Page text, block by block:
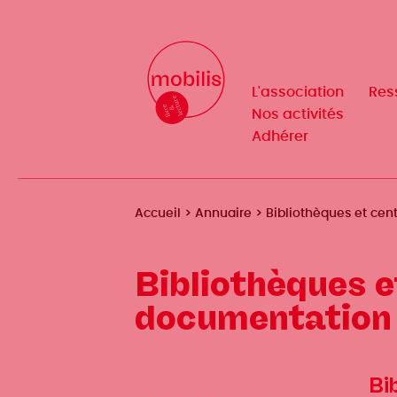
Navigation
principale
L'association
Nos activités
Adhérer
Navigation
principale
L'association
Nos activités
Adhérer
Fil
Accueil Annuaire Bibliothèques et
Bibliothèques
documentation